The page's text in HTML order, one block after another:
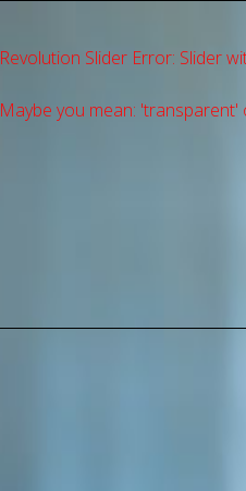
Revolution Slider Error: Slider
Maybe you mean: